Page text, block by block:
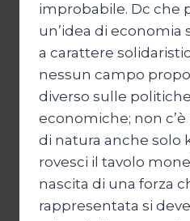
improbabile. Dc che
un’idea di economia
a carattere
nessun campo
diverso sulle
economiche; non
di natura anche solo
rovesci il tavolo
nascita di una forza
rappresentata si